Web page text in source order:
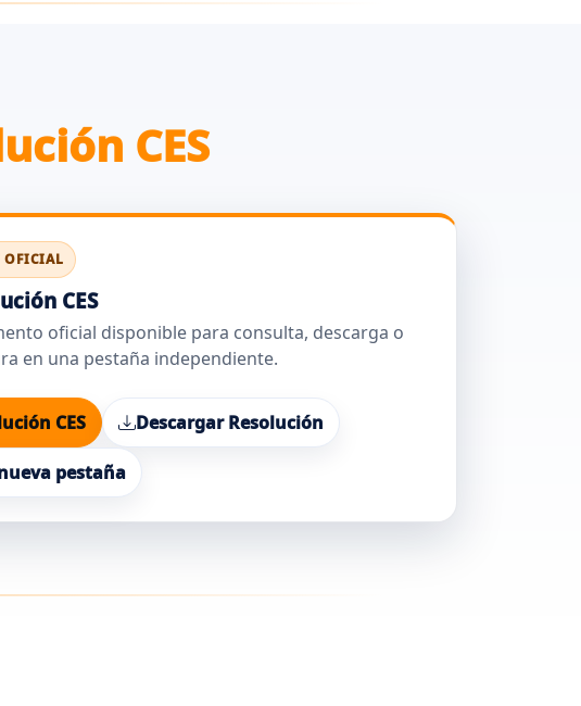
CES
OFICIAL
CES
oficial disponible para consulta, descarga o
en una pestaña independiente.
CES Descargar Resolución
pestaña